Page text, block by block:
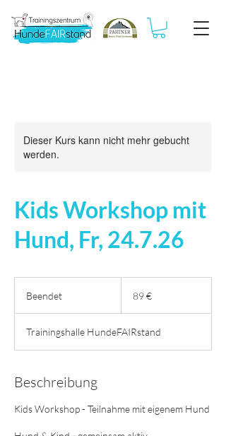
Dieser Kurs kann nicht mehr gebucht
werden.
Kids Workshop mit
Hund, Fr, 24.7.26
Beendet
n
d
t
89 €
Trainingshalle HundeFAIRstand
Beschreibung
Kids Workshop - Teilnahme mit eigenem Hund